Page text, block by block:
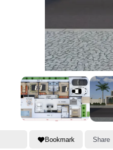
Bookmark Share